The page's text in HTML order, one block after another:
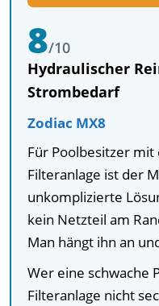
8/10
Hydraulischer
Strombedarf
Zodiac MX8
Für Poolbesitzer
Filteranlage ist der
unkomplizierte
kein Netzteil am
Man hängt ihn an
Wer eine schwache
Filteranlage nicht